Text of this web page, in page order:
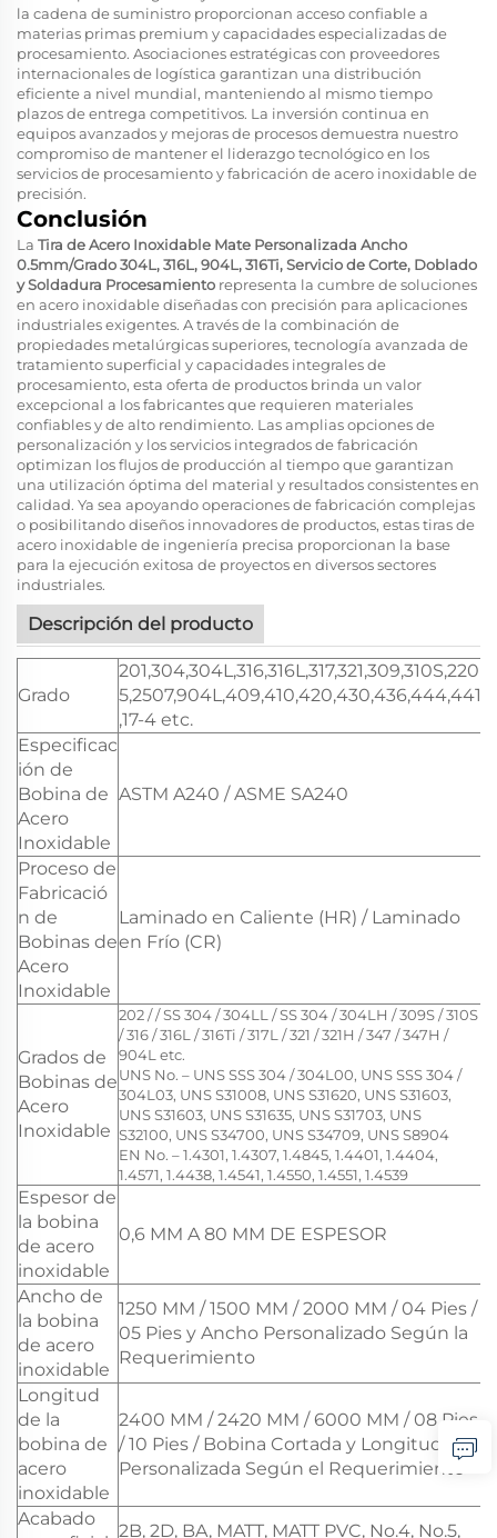
la cadena de suministro proporcionan acceso confiable a
materias primas premium y capacidades especializadas de
procesamiento. Asociaciones estratégicas con proveedores
internacionales de logística garantizan una distribución
eficiente a nivel mundial, manteniendo al mismo tiempo
plazos de entrega competitivos. La inversión continua en
equipos avanzados y mejoras de procesos demuestra nuestro
compromiso de mantener el liderazgo tecnológico en los
servicios de procesamiento y fabricación de acero inoxidable de
precisión.
Conclusión
La Tira de Acero Inoxidable Mate Personalizada Ancho
0.5mm/Grado 304L, 316L, 904L, 316Ti, Servicio de Corte, Doblado
y Soldadura Procesamiento representa la cumbre de soluciones
en acero inoxidable diseñadas con precisión para aplicaciones
industriales exigentes. A través de la combinación de
propiedades metalúrgicas superiores, tecnología avanzada de
tratamiento superficial y capacidades integrales de
procesamiento, esta oferta de productos brinda un valor
excepcional a los fabricantes que requieren materiales
confiables y de alto rendimiento. Las amplias opciones de
personalización y los servicios integrados de fabricación
optimizan los flujos de producción al tiempo que garantizan
una utilización óptima del material y resultados consistentes en
calidad. Ya sea apoyando operaciones de fabricación complejas
o posibilitando diseños innovadores de productos, estas tiras de
acero inoxidable de ingeniería precisa proporcionan la base
para la ejecución exitosa de proyectos en diversos sectores
industriales.
Descripción del producto
Grado
201,304,304L,316,316L,317,321,309,310S,220
5,2507,904L,409,410,420,430,436,444,441
,17-4 etc.
Especificac
ión de
Bobina de
Acero
Inoxidable
ASTM A240 / ASME SA240
Proceso de
Fabricació
n de
Bobinas de
Acero
Inoxidable
Laminado en Caliente (HR) / Laminado
en Frío (CR)
Grados de
Bobinas de
Acero
Inoxidable
202 / / SS 304 / 304LL / SS 304 / 304LH / 309S / 310S
/ 316 / 316L / 316Ti / 317L / 321 / 321H / 347 / 347H /
904L etc.
UNS No. – UNS SSS 304 / 304L00, UNS SSS 304 /
304L03, UNS S31008, UNS S31620, UNS S31603,
UNS S31603, UNS S31635, UNS S31703, UNS
S32100, UNS S34700, UNS S34709, UNS S8904
EN No. – 1.4301, 1.4307, 1.4845, 1.4401, 1.4404,
1.4571, 1.4438, 1.4541, 1.4550, 1.4551, 1.4539
Espesor de
la bobina
de acero
inoxidable
0,6 MM A 80 MM DE ESPESOR
Ancho de
la bobina
de acero
inoxidable
1250 MM / 1500 MM / 2000 MM / 04 Pies /
05 Pies y Ancho Personalizado Según la
Requerimiento
Longitud
de la
bobina de
acero
inoxidable
2400 MM / 2420 MM / 6000 MM / 08 Pies
/ 10 Pies / Bobina Cortada y Longitud
Personalizada Según el Requerimiento
Acabado
2B, 2D, BA, MATT, MATT PVC, No.4, No.5,